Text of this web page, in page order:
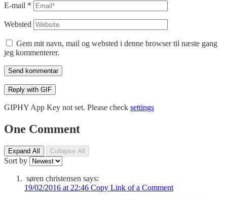
E-mail *
Websted
Gem mit navn, mail og websted i denne browser til næste gang
jeg kommenterer.
Send kommentar
Reply with GIF
GIPHY App Key not set. Please check settings
One Comment
Expand All Collapse All
Sort by
søren christensen says:
19/02/2016 at 22:46 Copy Link of a Comment